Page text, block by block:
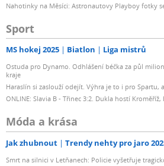
Nahotinky na Měsíci: Astronautovy Playboy fotky
Sport
MS hokej 2025 Biatlon Liga mistrů
Ostuda pro Dynamo. Odhlášení béčka za půl
kraje
Haraslín si zaslouží odejít. Výhra je to i pro Spartu,
ONLINE: Slavia B - Třinec 3:2. Dukla hostí
Móda a krása
Jak zhubnout Trendy nehty pro jaro
Smrt na silnici v Letňanech: Policie vyšetřuje